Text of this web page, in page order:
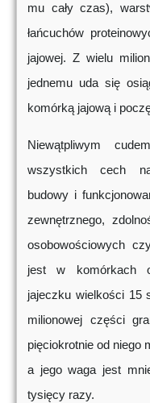
mu cały czas),
łańcuchów
jajowej. Z wielu
jednemu uda się
komórką jajową i
Niewątpliwym
wszystkich cech
budowy i
zewnętrznego,
osobowościowych
jest w komórkach
jajeczku wielkości 15
milionowej części
pięciokrotnie od niego
a jego waga jest
tysięcy razy.